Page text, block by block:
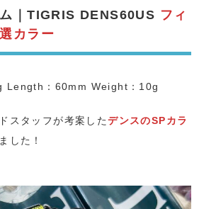
｜TIGRIS DENS60US フィ
カラー
Length：60mm Weight：10g
スタッフが考案したデンスのSPカラ
した！